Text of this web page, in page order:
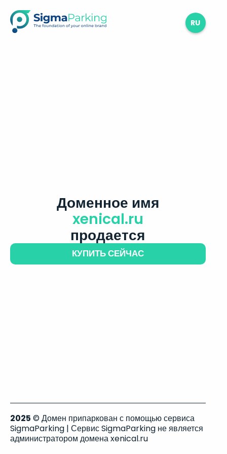
RU
Доменное имя
xenical.ru
продается
КУПИТЬ СЕЙЧАС
2025 © Домен припаркован с помощью сервиса
SigmaParking | Сервис SigmaParking не является
администратором домена xenical.ru